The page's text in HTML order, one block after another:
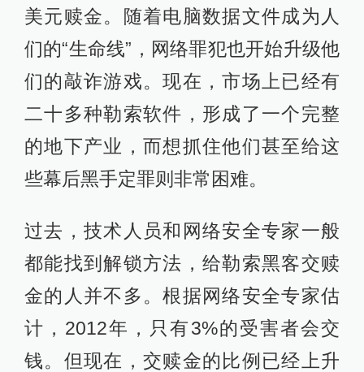
美元赎金。随着电脑数据文件成为人
们的“生命线”，网络罪犯也开始升级他
们的敲诈游戏。现在，市场上已经有
二十多种勒索软件，形成了一个完整
的地下产业，而想抓住他们甚至给这
些幕后黑手定罪则非常困难。
过去，技术人员和网络安全专家一般
都能找到解锁方法，给勒索黑客交赎
金的人并不多。根据网络安全专家估
计，2012年，只有3%的受害者会交
钱。但现在，交赎金的比例已经上升